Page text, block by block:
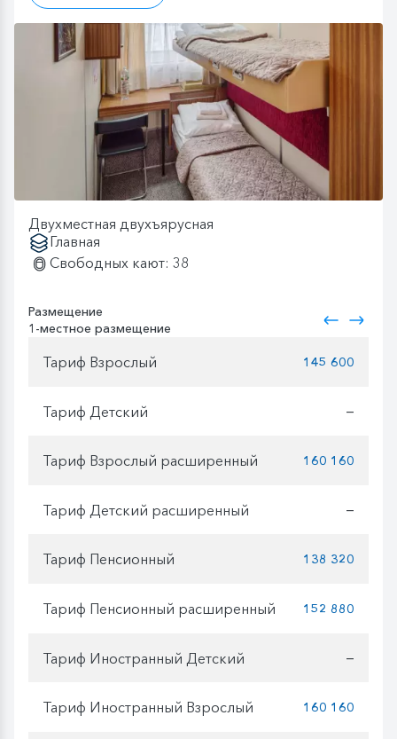
Двухместная двухъярусная
Главная
Свободных кают: 38
Размещение
1-местное размещение
Тариф Взрослый 145 600
Тариф Детский —
Тариф Взрослый расширенный 160 160
Тариф Детский расширенный —
Тариф Пенсионный 138 320
Тариф Пенсионный расширенный 152 880
Тариф Иностранный Детский —
Тариф Иностранный Взрослый 160 160